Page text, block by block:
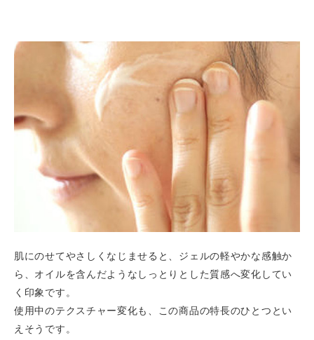
肌にのせてやさしくなじませると、ジェルの軽やかな感触か
ら、オイルを含んだようなしっとりとした質感へ変化してい
く印象です。
使用中のテクスチャー変化も、この商品の特長のひとつとい
えそうです。